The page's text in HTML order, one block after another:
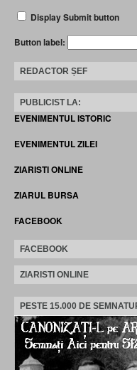
Display Submit button
Button label:
REDACTOR ȘEF
PUBLICIST LA:
EVENIMENTUL ISTORIC
EVENIMENTUL ZILEI
ZIARISTI ONLINE
ZIARUL BURSA
FACEBOOK
FACEBOOK
ZIARISTI ONLINE
PESTE 15.000 DE